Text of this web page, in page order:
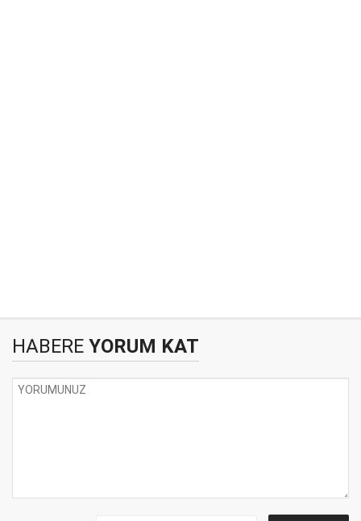
HABERE YORUM KAT